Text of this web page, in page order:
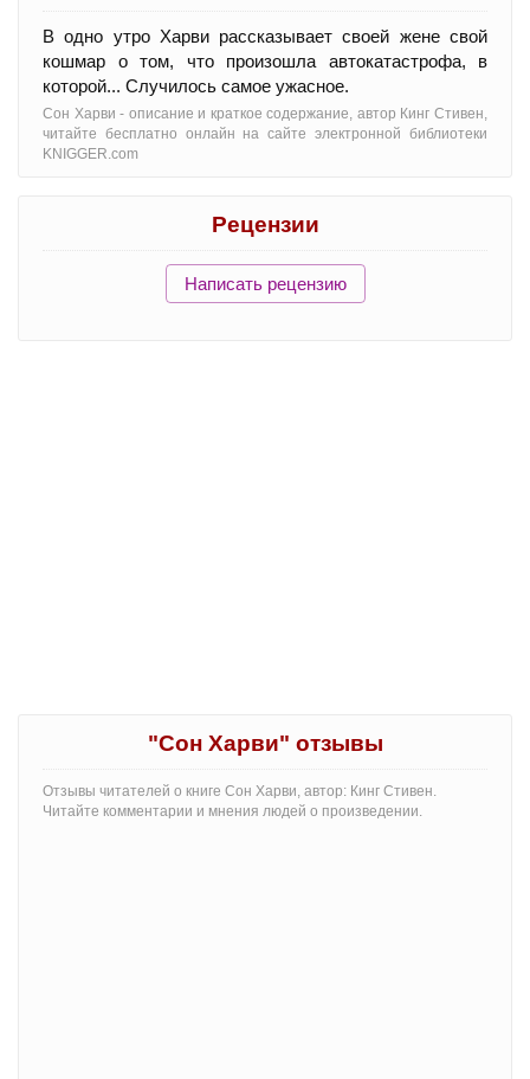
В одно утро Харви рассказывает своей жене свой
кошмар о том, что произошла автокатастрофа, в
которой... Случилось самое ужасное.
Сон Харви - oписание и краткое содержание, автор Кинг Стивен,
читайте бесплатно онлайн на сайте электронной библиотеки
KNIGGER.com
Рецензии
Написать рецензию
"Сон Харви" отзывы
Отзывы читателей о книге Сон Харви, автор: Кинг Стивен.
Читайте комментарии и мнения людей о произведении.